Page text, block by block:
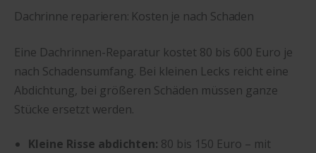
Dachrinne reparieren: Kosten je nach Schaden
Eine Dachrinnen-Reparatur kostet 80 bis 600 Euro je
nach Schadensumfang. Bei kleinen Lecks reicht eine
Abdichtung, bei größeren Schäden müssen ganze
Stücke ersetzt werden.
Kleine Risse abdichten: 80 bis 150 Euro – mit